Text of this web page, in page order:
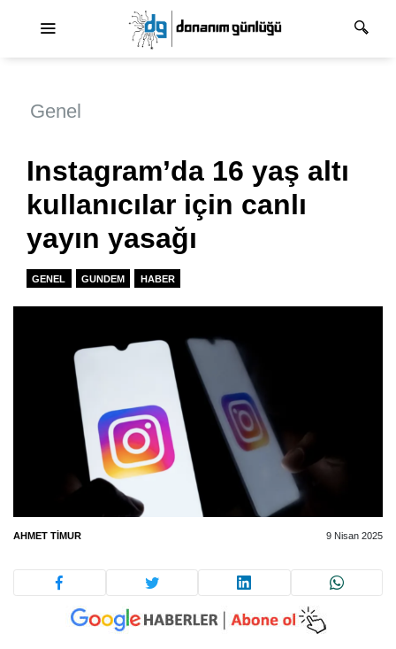
Genel
Instagram’da 16 yaş altı
kullanıcılar için canlı
yayın yasağı
GENEL GUNDEM HABER
AHMET TIMUR 9 Nisan 2025